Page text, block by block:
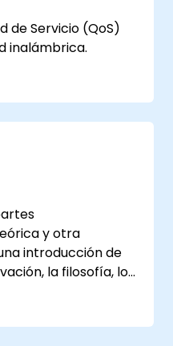
de Servicio (QoS)
inalámbrica.
para la
inalámbricos.
y otra
introducción de
la filosofía, los
formas en que se
de